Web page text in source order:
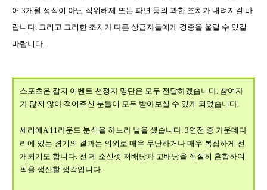
어 3개월 정직이 아닌 직위해제 또는 파면 등의 과한 조치가 내려지길 바
랍니다. 그리고 그러한 조치가 다른 상급자들에게 경종을 울릴 수 있길
바랍니다.
스포츠온 잡지 이벤트 선정자 명단은 모두 전달하겠습니다. 참여자
가 많지 않아 적어주신 분들이 모두 받아보실 수 있게 되었습니다.
세리에A 11라운드 분석을 하느라 날을 샜습니다. 3연전 중 가운데다
리에 있는 경기의 결과는 의외로 매우 무난하거나 매우 복잡하게 전
개되기도 합니다. 전 제 소신껏 저배당과 고배당을 적절히 혼합하여
픽을 생산할 생각입니다.